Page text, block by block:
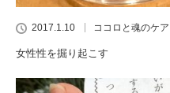
2017.1.10 ココロと魂のケア
女性性を掘り起こす